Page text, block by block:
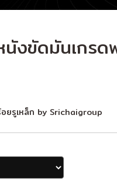
งขัดมันเกรด
ยรูเหล็ก by Srichaigroup